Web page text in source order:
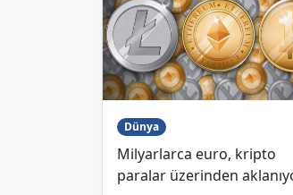
Dünya
Milyarlarca euro, kripto
paralar üzerinden